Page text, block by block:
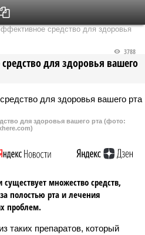
Неве
средство для здоровья
для здоровья вашего
3788
для здоровья вашего рта (фото:
множество средств,
полостью рта и лечения
проблем.
таких препаратов, который